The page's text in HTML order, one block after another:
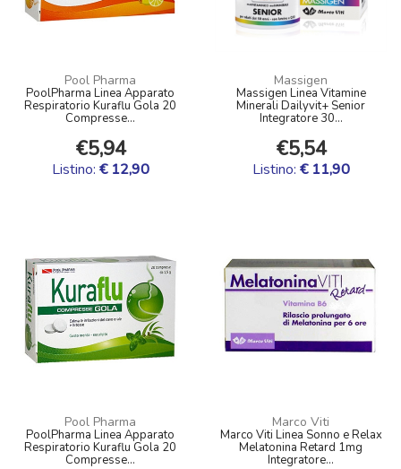
Pool Pharma
PoolPharma Linea Apparato
Respiratorio Kuraflu Gola 20
Compresse...
€5,94
Listino: € 12,90
Massigen
Massigen Linea Vitamine
Minerali Dailyvit+ Senior
Integratore 30...
€5,54
Listino: € 11,90
Pool Pharma
PoolPharma Linea Apparato
Respiratorio Kuraflu Gola 20
Compresse...
Marco Viti
Marco Viti Linea Sonno e Relax
Melatonina Retard 1mg
Integratore...